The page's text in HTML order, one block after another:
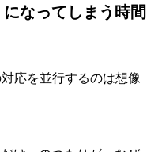
なってしまう時間
応を並行するのは想像